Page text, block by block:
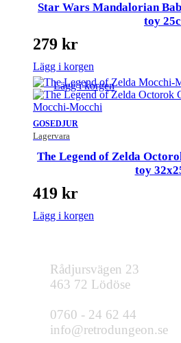
Star Wars Mandalorian
toy
279 kr
Lägg i korgen
GOSEDJUR
Lagervara
Lägg i korgen
The Legend of Zelda
toy
419 kr
Lägg i korgen
Rådjursvägen 23
463 72 Lödöse
0760 - 24 62 44
info@retrodungeon.se